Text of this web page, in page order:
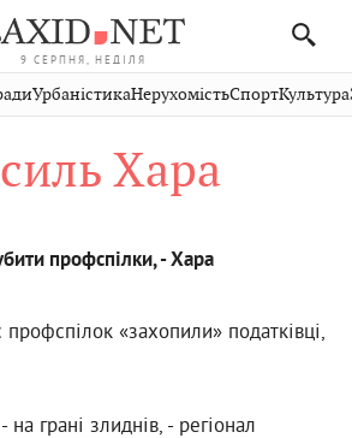
9 СЕРПНЯ, НЕДІЛЯ
Публікації
Авто СловкоКультура
Кіно
Дім Спорт
УрбаністикаНерухомістьСпортКультура
Хара
профспілки, - Хара
«захопили» податківці,
на грані злиднів, - регіонал